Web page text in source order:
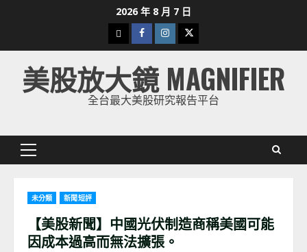
2026 年 8 月 7 日
下
載
美
股
Facebook
Instagram
Twitter
美股放大鏡 MAGNIFIER
全台最大美股研究報告平台
Primary
未分類 新聞短評
【美股新聞】中國光伏制造商稱美國可能
因成本過高而無法擴張。